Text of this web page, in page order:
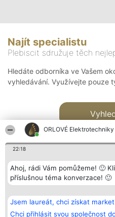
ORLOVÉ Elektrotechniky
22:18
Ahoj, rádi Vám pomůžeme! 🙂
příslušnou téma konverzace! 🙂
Jsem laureát, chci získat
Chci přihlásit svou společnost
Najít specialistu
Plebiscit sdružuje těch
Hledáte odborníka ve Vašem
vyhledávání. Využívejte pouze
Bright Side Solutions sp. z o.
o. sp. k.
ul. Ruska 22
laureátů